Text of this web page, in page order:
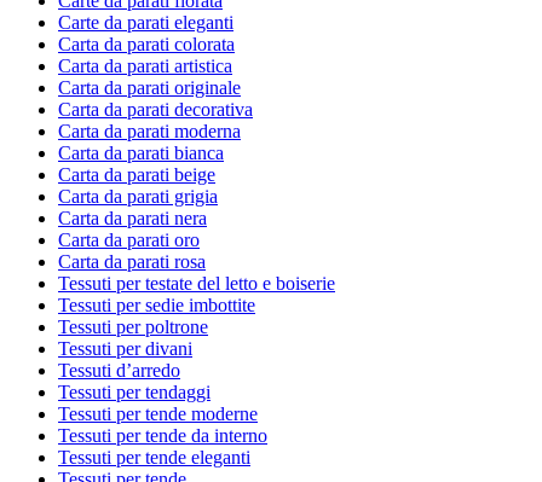
Carte da parati eleganti
Carta da parati colorata
Carta da parati artistica
Carta da parati originale
Carta da parati decorativa
Carta da parati moderna
Carta da parati bianca
Carta da parati beige
Carta da parati grigia
Carta da parati nera
Carta da parati oro
Carta da parati rosa
Tessuti per testate del letto e boiserie
Tessuti per sedie imbottite
Tessuti per poltrone
Tessuti per divani
Tessuti d’arredo
Tessuti per tendaggi
Tessuti per tende moderne
Tessuti per tende da interno
Tessuti per tende eleganti